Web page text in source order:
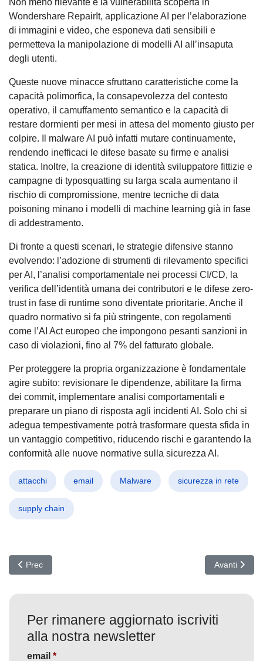
Wondershare RepairIt, applicazione AI per l’elaborazione
di immagini e video, che esponeva dati sensibili e
permetteva la manipolazione di modelli AI all’insaputa
degli utenti.
Queste nuove minacce sfruttano caratteristiche come la
capacità polimorfica, la consapevolezza del contesto
operativo, il camuffamento semantico e la capacità di
restare dormienti per mesi in attesa del momento giusto per
colpire. Il malware AI può infatti mutare continuamente,
rendendo inefficaci le difese basate su firme e analisi
statica. Inoltre, la creazione di identità sviluppatore fittizie e
campagne di typosquatting su larga scala aumentano il
rischio di compromissione, mentre tecniche di data
poisoning minano i modelli di machine learning già in fase
di addestramento.
Di fronte a questi scenari, le strategie difensive stanno
evolvendo: l’adozione di strumenti di rilevamento specifici
per AI, l’analisi comportamentale nei processi CI/CD, la
verifica dell’identità umana dei contributori e le difese zero-
trust in fase di runtime sono diventate prioritarie. Anche il
quadro normativo si fa più stringente, con regolamenti
come l’AI Act europeo che impongono pesanti sanzioni in
caso di violazioni, fino al 7% del fatturato globale.
Per proteggere la propria organizzazione è fondamentale
agire subito: revisionare le dipendenze, abilitare la firma
dei commit, implementare analisi comportamentali e
preparare un piano di risposta agli incidenti AI. Solo chi si
adegua tempestivamente potrà trasformare questa sfida in
un vantaggio competitivo, riducendo rischi e garantendo la
conformità alle nuove normative sulla sicurezza AI.
attacchi email Malware sicurezza in rete
supply chain
Articolo precedente: Google vs Hacker Cinesi: Smantellata
Prec Articolo
Avanti
Per rimanere aggiornato iscriviti
alla nostra newsletter
email *